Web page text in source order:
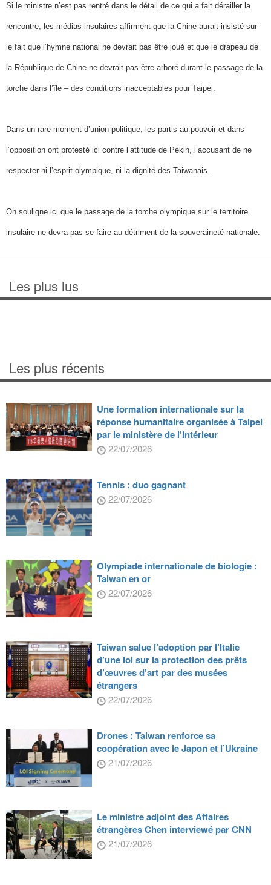
Si le ministre n’est pas rentré dans le détail de ce qui a fait dérailler la
rencontre, les médias insulaires affirment que la Chine aurait insisté sur
le fait que l’hymne national ne devrait pas être joué et que le drapeau de
la République de Chine ne devrait pas être arboré durant le passage de la
torche dans l’île – des conditions inacceptables pour Taipei.
Dans un rare moment d’union politique, les partis au pouvoir et dans
l’opposition ont protesté ici contre l’attitude de Pékin, l’accusant de ne
respecter ni l’esprit olympique, ni la dignité des Taiwanais.
On souligne ici que le passage de la torche olympique sur le territoire
insulaire ne devra pas se faire au détriment de la souveraineté nationale.
Les plus lus
Les plus récents
Une formation internationale sur la
réponse humanitaire organisée à Taipei
par le ministère de l’Intérieur
22/07/2026
Tennis : duo gagnant
22/07/2026
Olympiade internationale de biologie :
Taiwan en or
22/07/2026
Taiwan salue l’adoption par l’Italie
d’une loi sur la protection des prêts
d’œuvres d’art par des musées
étrangers
22/07/2026
Drones : Taiwan renforce sa
coopération avec le Japon et l’Ukraine
21/07/2026
Le ministre adjoint des Affaires
étrangères Chen interviewé par CNN
21/07/2026